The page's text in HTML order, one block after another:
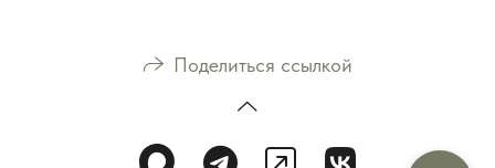
Поделиться ссылкой